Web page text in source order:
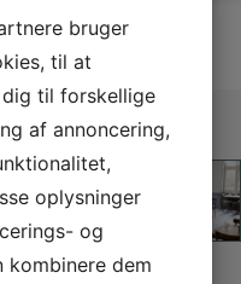
bruger
til at
til forskellige
af annoncering,
oplysninger
og
kombinere dem